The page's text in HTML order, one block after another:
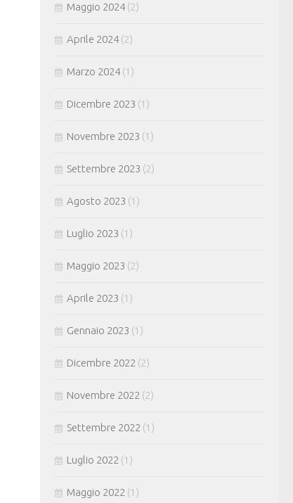
Maggio 2024 (2)
Aprile 2024 (2)
Marzo 2024 (1)
Dicembre 2023 (1)
Novembre 2023 (1)
Settembre 2023 (2)
Agosto 2023 (1)
Luglio 2023 (1)
Maggio 2023 (2)
Aprile 2023 (1)
Gennaio 2023 (1)
Dicembre 2022 (2)
Novembre 2022 (2)
Settembre 2022 (1)
Luglio 2022 (1)
Maggio 2022 (1)